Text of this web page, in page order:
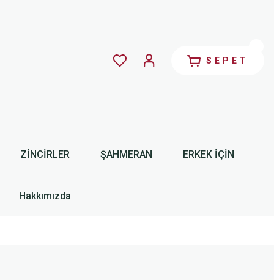
SEPET
ZİNCİRLER ŞAHMERAN ERKEK İÇİN
Hakkımızda